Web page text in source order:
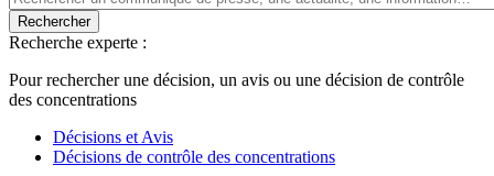
Rechercher
Recherche experte :
Pour rechercher une décision, un avis ou une décision de contrôle
des concentrations
Décisions et Avis
Décisions de contrôle des concentrations